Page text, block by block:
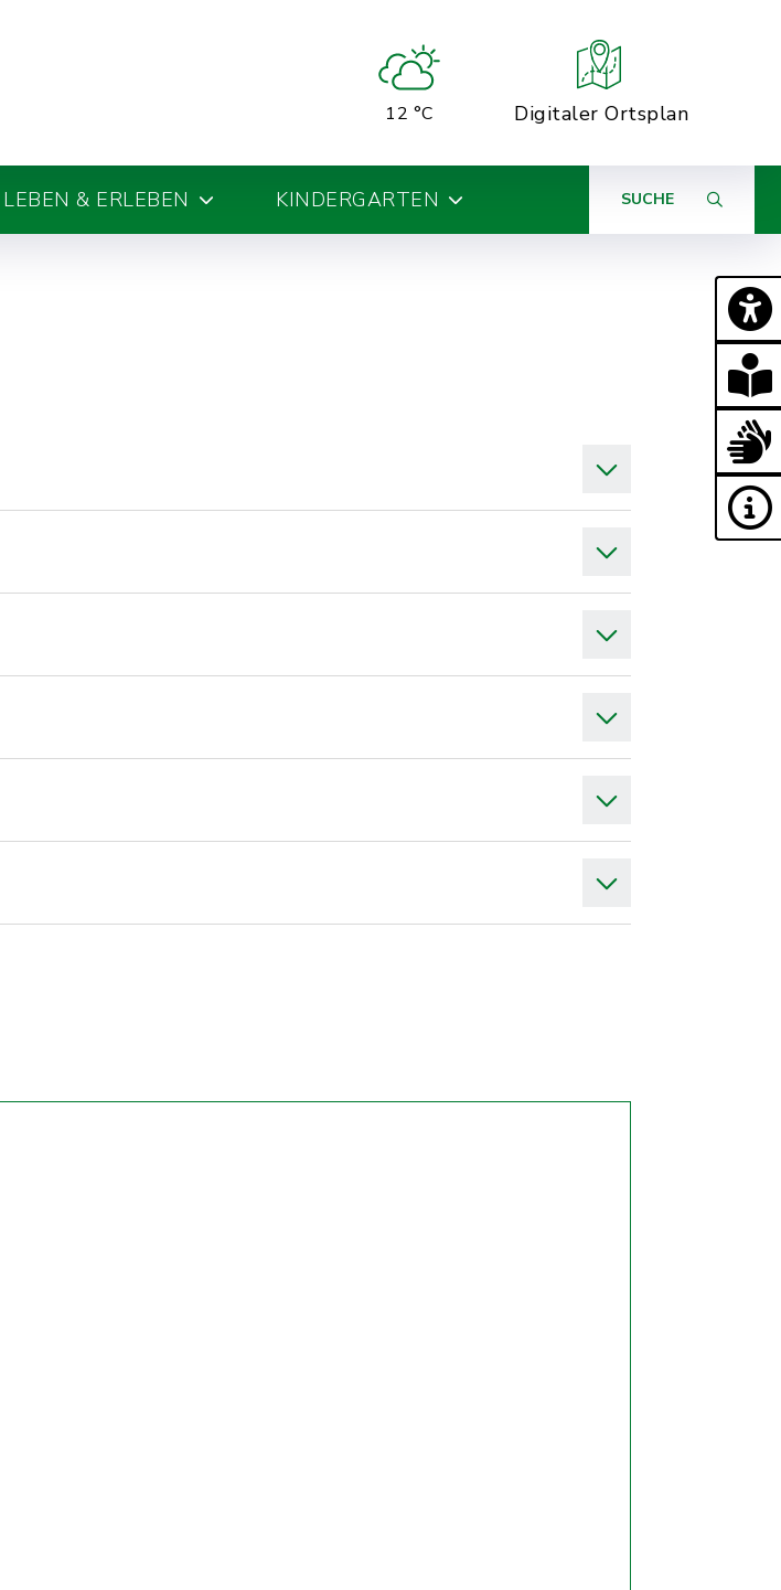
12 °C Digitaler Ortsplan
LEBEN & ERLEBEN KINDERGARTEN SUCHE